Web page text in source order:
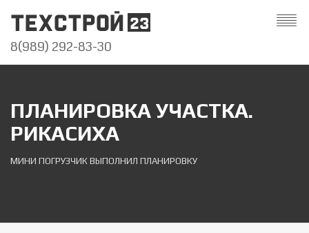
8(989) 292-83-30
ПЛАНИРОВКА УЧАСТКА.
РИКАСИХА
МИНИ ПОГРУЗЧИК ВЫПОЛНИЛ ПЛАНИРОВКУ